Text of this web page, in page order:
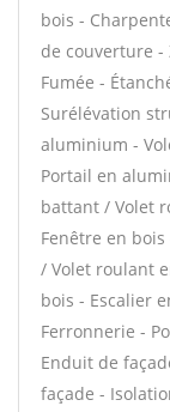
bois -
de couverture
Fumée -
Surélévation
aluminium -
Portail en
battant / Volet
Fenêtre en
/ Volet roulant
bois - Escalier
Ferronnerie -
Enduit de
façade -